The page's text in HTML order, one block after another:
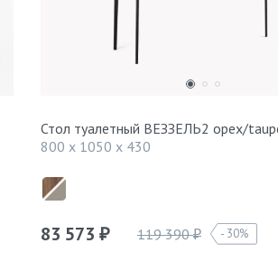
Стол туалетный ВЕЗЗЕЛЬ2 орех/
800 x 1050 x 430
83 573 ₽ 119 390₽ 30%